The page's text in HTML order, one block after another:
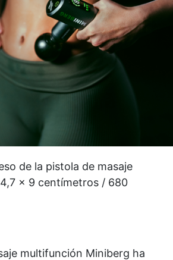
de la pistola de masaje
x 9 centímetros / 680
multifunción Miniberg ha